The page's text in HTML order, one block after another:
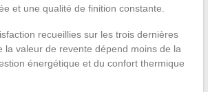
et une qualité de finition constante.
recueillies sur les trois dernières
la valeur de revente dépend moins de la
énergétique et du confort thermique